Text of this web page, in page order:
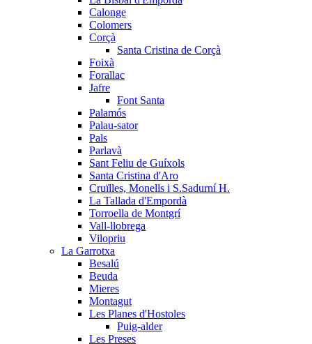
Calonge
Colomers
Corçà
Santa Cristina de Corçà
Foixà
Forallac
Jafre
Font Santa
Palamós
Palau-sator
Pals
Parlavà
Sant Feliu de Guíxols
Santa Cristina d'Aro
Cruïlles, Monells i S.Sadurní H.
La Tallada d'Empordà
Torroella de Montgrí
Vall-llobrega
Vilopriu
La Garrotxa
Besalú
Beuda
Mieres
Montagut
Les Planes d'Hostoles
Puig-alder
Les Preses